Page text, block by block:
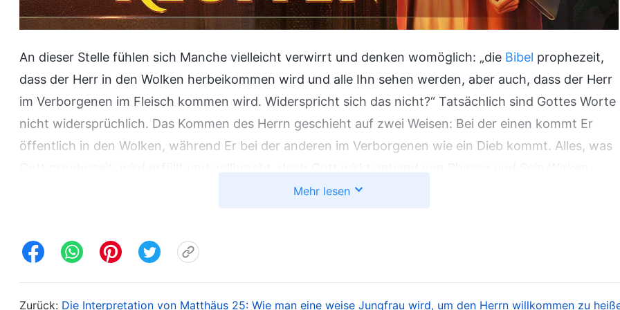
An dieser Stelle fühlen sich Manche vielleicht verwirrt und denken womöglich: „die Bibel prophezeit,
dass der Herr in den Wolken herbeikommen wird und alle Ihn sehen werden, aber auch, dass der Herr
im Verborgenen im Fleisch kommen wird. Widerspricht sich das nicht?“ Tatsächlich sind Gottes Worte
nicht widersprüchlich. Das Kommen des Herrn geschieht auf zwei Weisen: Bei der einen kommt Er
öffentlich in den Wolken, während Er bei der anderen im Verborgenen wie ein Dieb kommt. Alles, was
beinhaltet einen Plan. Zunächst wird Gott Mensch und kommt im Verborgenen, um Sein Werk der
Weshalb kommt Gott zuerst im Verborgenen? Das hat mit dem Werk zu tun, das Gott vollbringen wird,
Mehr lesen
Zurück: Die Interpretation von Matthäus 25: Wie man eine weise Jungfrau wird, um den Herrn willkommen zu